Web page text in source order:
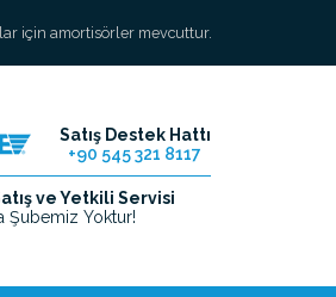
için amortisörler mevcuttur.
Satış Destek Hattı
+90 545 321 8117
ve Yetkili Servisi
Şubemiz Yoktur!